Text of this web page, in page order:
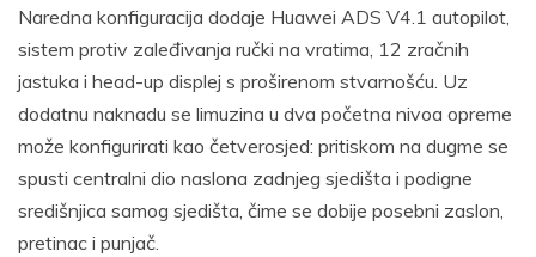
Naredna konfiguracija dodaje Huawei ADS V4.1 autopilot,
sistem protiv zaleđivanja ručki na vratima, 12 zračnih
jastuka i head-up displej s proširenom stvarnošću. Uz
dodatnu naknadu se limuzina u dva početna nivoa opreme
može konfigurirati kao četverosjed: pritiskom na dugme se
spusti centralni dio naslona zadnjeg sjedišta i podigne
središnjica samog sjedišta, čime se dobije posebni zaslon,
pretinac i punjač.